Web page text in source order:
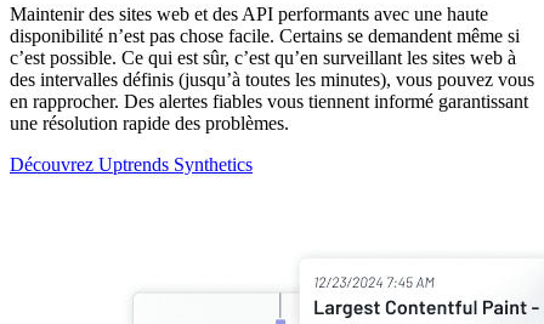
Maintenir des sites web et des API performants avec une haute
disponibilité n’est pas chose facile. Certains se demandent même si
c’est possible. Ce qui est sûr, c’est qu’en surveillant les sites web à
des intervalles définis (jusqu’à toutes les minutes), vous pouvez vous
en rapprocher. Des alertes fiables vous tiennent informé garantissant
une résolution rapide des problèmes.
Découvrez Uptrends Synthetics